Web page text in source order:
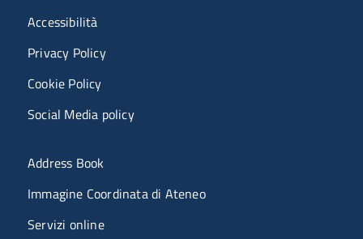
Menù riferimenti
Accessibilità
Privacy Policy
Cookie Policy
Social Media policy
Menu portale
Address Book
Immagine Coordinata di Ateneo
Servizi online